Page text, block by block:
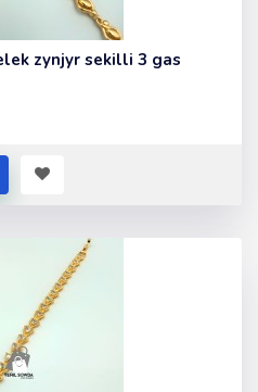
zynjyr sekilli 3 gas